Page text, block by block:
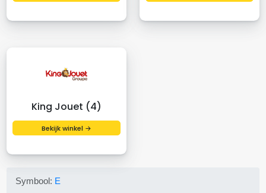
King Jouet (4)
Bekijk winkel →
Symbool: E